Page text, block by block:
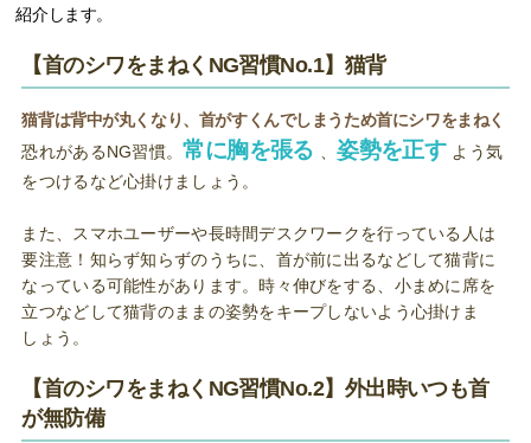
紹介します。
【首のシワをまねくNG習慣No.1】猫背
猫背は背中が丸くなり、首がすくんでしまうため首にシワをまねく
恐れがあるNG習慣。常に胸を張る 、姿勢を正す よう気
をつけるなど心掛けましょう。
また、スマホユーザーや長時間デスクワークを行っている人は
要注意！知らず知らずのうちに、首が前に出るなどして猫背に
なっている可能性があります。時々伸びをする、小まめに席を
立つなどして猫背のままの姿勢をキープしないよう心掛けま
しょう。
【首のシワをまねくNG習慣No.2】外出時いつも首
が無防備